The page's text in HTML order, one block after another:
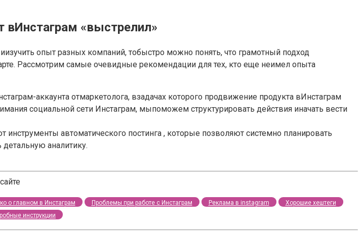
вИнстаграм «выстрелил»
опыт разных компаний, тобыстро можно понять, что грамотный подход
Рассмотрим самые очевидные рекомендации для тех, кто еще неимел опыта
аккаунта отмаркетолога, взадачах которого продвижение продукта вИнстаграм
социальной сети Инстаграм, мыпоможем структурировать действия иначать вести
автоматического постинга , которые позволяют системно планировать
аналитику.
о главном в Инстаграм Проблемы при работе с Инстаграм Реклама в instagram
Хорошие хештеги
инструкции